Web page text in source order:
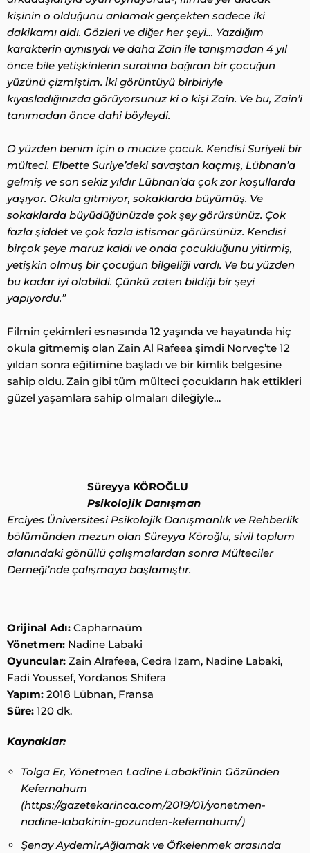
kişinin o olduğunu anlamak gerçekten sadece iki
dakikamı aldı. Gözleri ve diğer her şeyi… Yazdığım
karakterin aynısıydı ve daha Zain ile tanışmadan 4 yıl
önce bile yetişkinlerin suratına bağıran bir çocuğun
yüzünü çizmiştim. İki görüntüyü birbiriyle
kıyasladığınızda görüyorsunuz ki o kişi Zain. Ve bu, Zain’i
tanımadan önce dahi böyleydi.
O yüzden benim için o mucize çocuk. Kendisi Suriyeli bir
mülteci. Elbette Suriye’deki savaştan kaçmış, Lübnan’a
gelmiş ve son sekiz yıldır Lübnan’da çok zor koşullarda
yaşıyor. Okula gitmiyor, sokaklarda büyümüş. Ve
sokaklarda büyüdüğünüzde çok şey görürsünüz. Çok
fazla şiddet ve çok fazla istismar görürsünüz. Kendisi
birçok şeye maruz kaldı ve onda çocukluğunu yitirmiş,
yetişkin olmuş bir çocuğun bilgeliği vardı. Ve bu yüzden
bu kadar iyi olabildi. Çünkü zaten bildiği bir şeyi
yapıyordu.”
Filmin çekimleri esnasında 12 yaşında ve hayatında hiç
okula gitmemiş olan Zain Al Rafeea şimdi Norveç’te 12
yıldan sonra eğitimine başladı ve bir kimlik belgesine
sahip oldu. Zain gibi tüm mülteci çocukların hak ettikleri
güzel yaşamlara sahip olmaları dileğiyle…
Süreyya KÖROĞLU
Psikolojik Danışman
Erciyes Üniversitesi Psikolojik Danışmanlık ve Rehberlik
bölümünden mezun olan Süreyya Köroğlu, sivil toplum
alanındaki gönüllü çalışmalardan sonra Mülteciler
Derneği’nde çalışmaya başlamıştır.
Orijinal Adı: Capharnaüm
Yönetmen: Nadine Labaki
Oyuncular: Zain Alrafeea, Cedra Izam, Nadine Labaki,
Fadi Youssef, Yordanos Shifera
Yapım: 2018 Lübnan, Fransa
Süre: 120 dk.
Kaynaklar:
Tolga Er, Yönetmen Ladine Labaki’inin Gözünden
Kefernahum
(https://gazetekarinca.com/2019/01/yonetmen-
nadine-labakinin-gozunden-kefernahum/)
Şenay Aydemir,Ağlamak ve Öfkelenmek arasında